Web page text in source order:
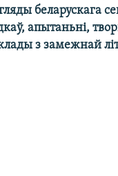
беларускага
апытаньні,
з замежнай